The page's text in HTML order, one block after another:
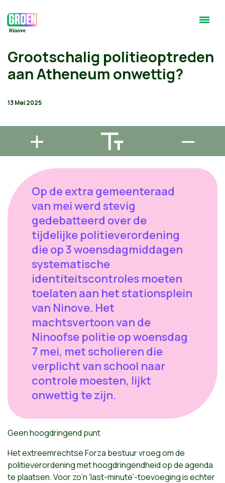
Grootschalig politieoptreden
aan Atheneum onwettig?
13 Mei 2025
Op de extra gemeenteraad
van mei werd stevig
gedebatteerd over de
tijdelijke politieverordening
die op 3 woensdagmiddagen
systematische
identiteitscontroles moeten
toelaten aan het stationsplein
van Ninove. Het
machtsvertoon van de
Ninoofse politie op woensdag
7 mei, met scholieren die
verplicht van school naar
controle moesten, lijkt
onwettig te zijn.
Geen hoogdringend punt
Het extreemrechtse Forza bestuur vroeg om de
politieverordening met hoogdringendheid op de agenda
te plaatsen. Voor zo’n ‘last-minute’-toevoeging is echter